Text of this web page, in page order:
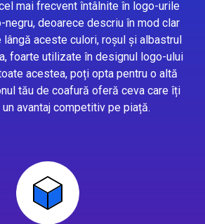
mai frecvent întâlnite în logo-urile
deoarece descriu în mod clar
lângă aceste culori, roșul și albastrul
foarte utilizate în designul logo-ului
acestea, poți opta pentru o altă
tău de coafură oferă ceva care îți
avantaj competitiv pe piață.